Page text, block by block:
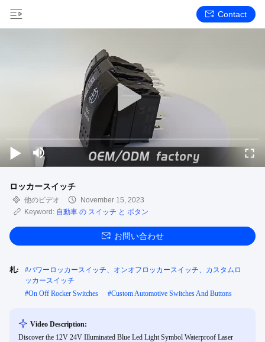
Contact
ロッカースイッチ
他のビデオ
November 15, 2023
Keyword: 自動車 の スイッチ と ボタン
お問い合わせ
札: #パワーロッカースイッチ、オンオフロッカースイッチ、カスタムロ
ッカースイッチ
#On Off Rocker Switches #Custom Automotive Switches And Buttons
Video Description:
Discover the 12V 24V Illuminated Blue Led Light Symbol Waterproof Laser